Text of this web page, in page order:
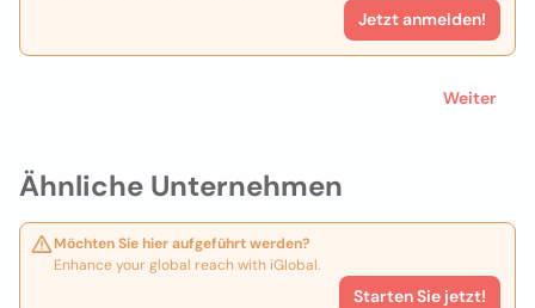
Ähnliche Unternehmen
Möchten Sie hier aufgeführt werden?
Enhance your global reach with iGlobal.
Starten Sie jetzt!
Jetzt anmelden!
Weiter